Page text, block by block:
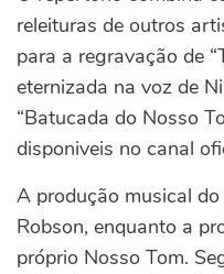
releituras de outros
para a regravação de
eternizada na voz de
“Batucada do Nosso
disponiveis no canal
A produção musical
Robson, enquanto a
próprio Nosso Tom.